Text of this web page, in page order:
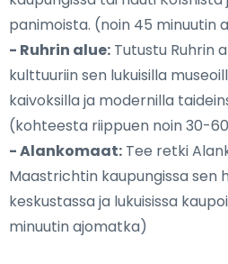
panimoista. (noin 45 minuutin
- Ruhrin alue: Tutustu Ruhrin
kulttuuriin sen lukuisilla
kaivoksilla ja modernilla
(kohteesta riippuen noin 30-
- Alankomaat: Tee retki
Maastrichtin kaupungissa sen
keskustassa ja lukuisissa
minuutin ajomatka)